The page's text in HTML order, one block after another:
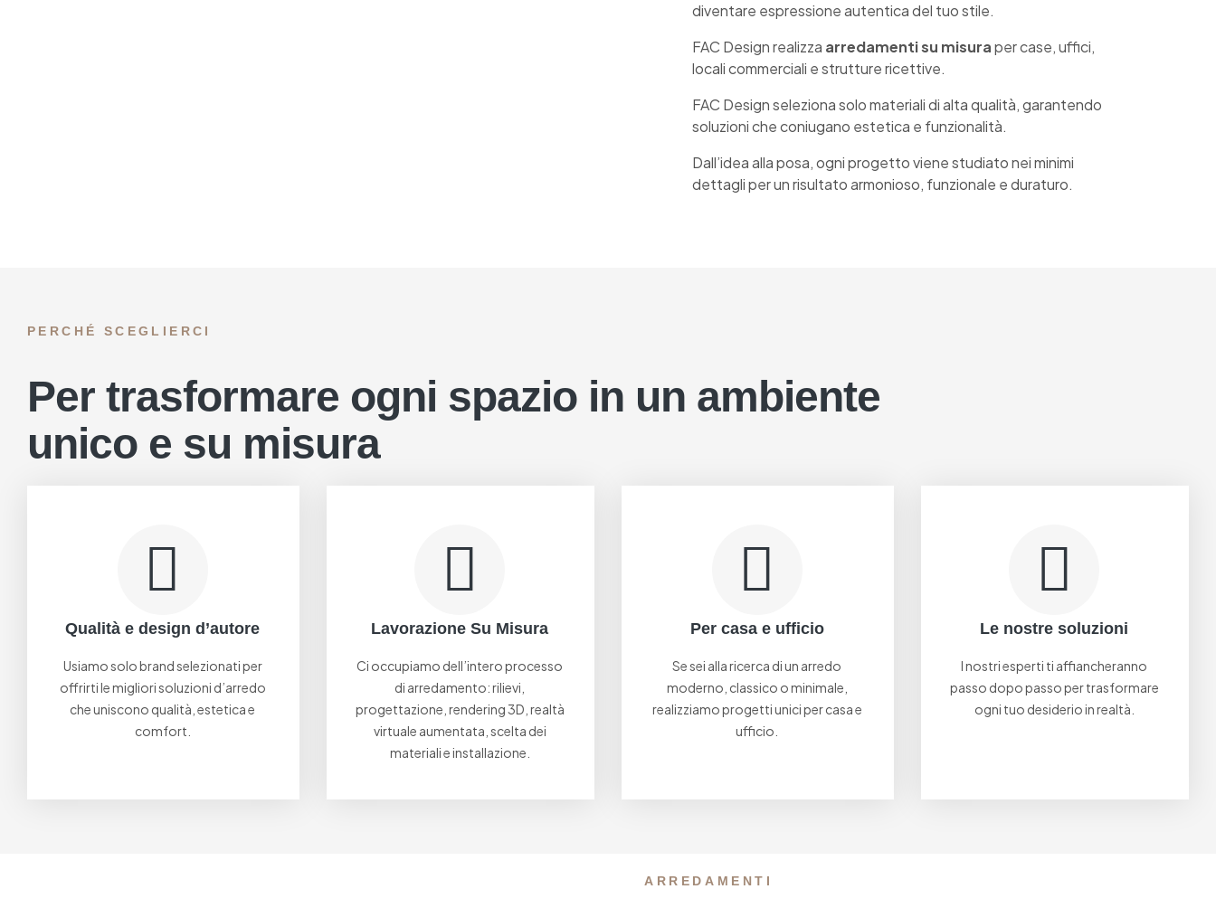
diventare espressione autentica del tuo stile.
FAC Design realizza arredamenti su misuraper case, uffici,
locali commerciali e strutture ricettive.
FAC Design seleziona solo materiali di alta qualità, garantendo
soluzioni che coniugano estetica e funzionalità.
Dall’idea alla posa, ogni progetto viene studiato nei minimi
dettagli per un risultato armonioso, funzionale e duraturo.
PERCHÉ SCEGLIERCI
Per trasformare ogni spazio in un ambiente
unico e su misura
Qualità e design d’autore
Usiamo solo brand selezionati per
offrirti le migliori soluzioni d’arredo
che uniscono qualità, estetica e
comfort.
Lavorazione Su Misura
Ci occupiamo dell’intero processo
di arredamento: rilievi,
progettazione, rendering 3D, realtà
virtuale aumentata, scelta dei
materiali e installazione.
Per casa e ufficio
Se sei alla ricerca di un arredo
moderno, classico o minimale,
realizziamo progetti unici per casa e
ufficio.
Le nostre soluzioni
I nostri esperti ti affiancheranno
passo dopo passo per trasformare
ogni tuo desiderio in realtà.
ARREDAMENTI